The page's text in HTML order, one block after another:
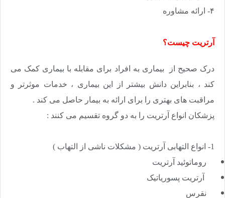
۴- ارائه مشاوره
آرتریت چیست؟
درک صحیح از بیماری به افراد برای مقابله با بیماری کمک می
کند ، بنابراین دانش بیشتر از این بیماری ، خدمات موثرتر و
مراقبت های بهتری را برای ارائه به بیمار حاصل می کند .
پزشکان انواع آرتریت را به دو گروه تقسیم می کنند :
1- انواع التهابی آرتریت ( مشکلات ناشی از التهاب )
روماتوئید آرتریت
آرتریت پسوریاتیک
نقرس